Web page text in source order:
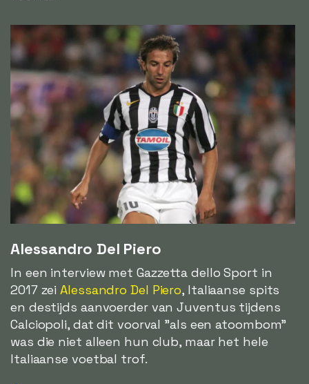
Alessandro Del Piero
In een interview met Gazzetta dello Sport in
2017 zeiAlessandro Del Piero, Italiaanse spits
en destijds aanvoerder van Juventus tijdens
Calciopoli, dat dit voorval "als een atoombom"
was die niet alleen hun club, maar het hele
Italiaanse voetbal trof.